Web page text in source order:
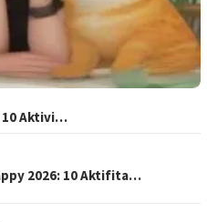
10 Aktivi…
2026: 10 Aktifita…